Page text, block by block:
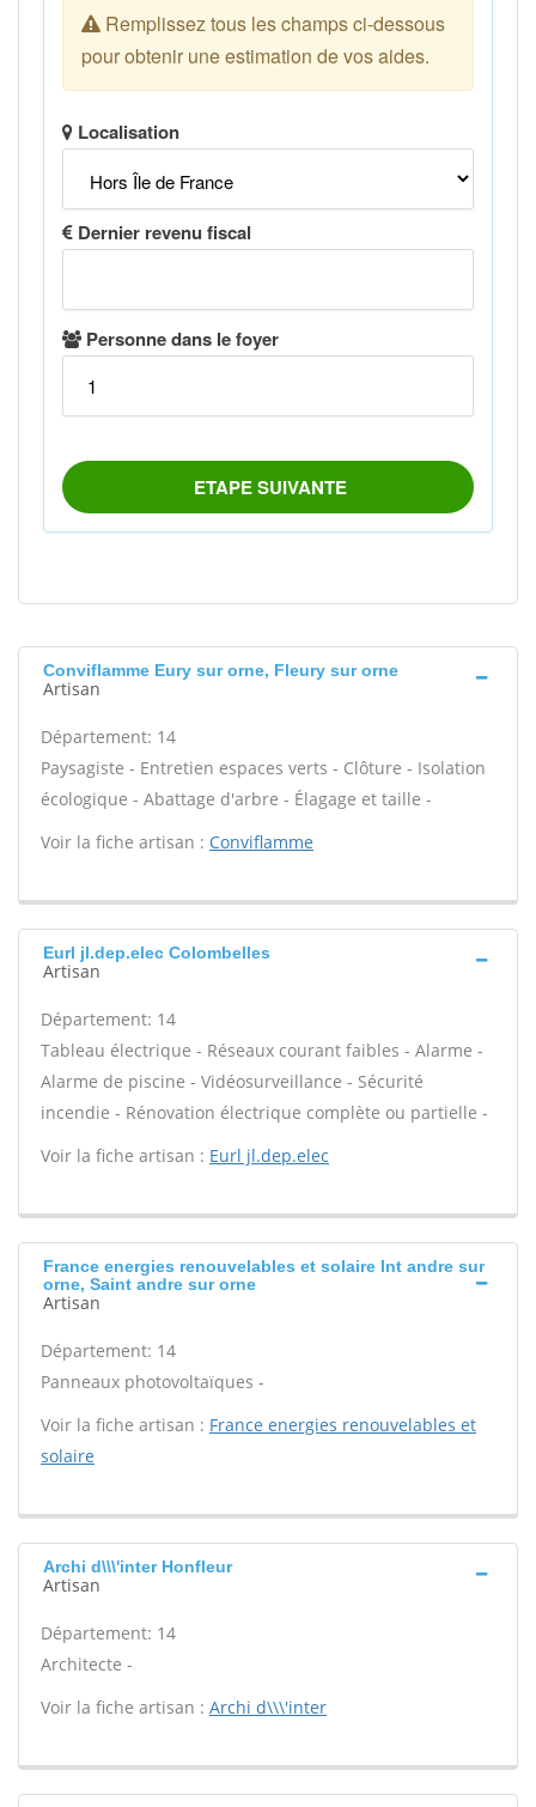
Conviflamme Eury sur orne, Fleury sur orne
Artisan
Département: 14
Paysagiste - Entretien espaces verts - Clôture - Isolation
écologique - Abattage d'arbre - Élagage et taille -
Voir la fiche artisan : Conviflamme
Eurl jl.dep.elec Colombelles
Artisan
Département: 14
Tableau électrique - Réseaux courant faibles - Alarme -
Alarme de piscine - Vidéosurveillance - Sécurité
incendie - Rénovation électrique complète ou partielle -
Voir la fiche artisan : Eurl jl.dep.elec
France energies renouvelables et solaire Int andre sur
orne, Saint andre sur orne
Artisan
Département: 14
Panneaux photovoltaïques -
Voir la fiche artisan : France energies renouvelables et
solaire
Archi d\\\'inter Honfleur
Artisan
Département: 14
Architecte -
Voir la fiche artisan : Archi d\\\'inter